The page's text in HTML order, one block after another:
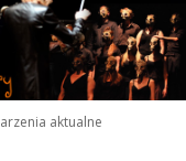
aktualne